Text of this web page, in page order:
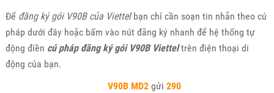
Để đăng ký gói V90B của Viettelbạn chỉ cần soạn tin nhắn theo cú
pháp dưới đây hoặc bấm vào nút đăng ký nhanh để hệ thống tự
động điền cú pháp đăng ký gói V90B Vietteltrên điện thoại di
động của bạn.
V90B MD2gửi 290